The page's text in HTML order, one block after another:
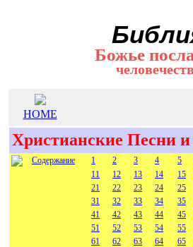
Божье
HOME
Христианские Песни и
Содержание 1 2 3 4 5
11
12 13 14 15
21
22 23 24 25
31
32 33 34 35
41
42 43 44 45
51
52 53 54 55
61
62 63 64 65